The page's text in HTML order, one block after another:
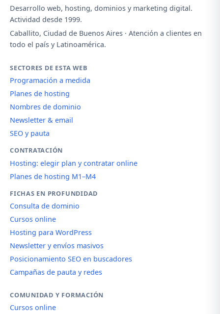
Desarrollo web, hosting, dominios y marketing digital.
Actividad desde 1999.
Caballito, Ciudad de Buenos Aires · Atención a clientes en
todo el país y Latinoamérica.
SECTORES DE ESTA WEB
Programación a medida
Planes de hosting
Nombres de dominio
Newsletter & email
SEO y pauta
CONTRATACIÓN
Hosting: elegir plan y contratar online
Planes de hosting M1–M4
FICHAS EN PROFUNDIDAD
Consulta de dominio
Cursos online
Hosting para WordPress
Newsletter y envíos masivos
Posicionamiento SEO en buscadores
Campañas de pauta y redes
COMUNIDAD Y FORMACIÓN
Cursos online